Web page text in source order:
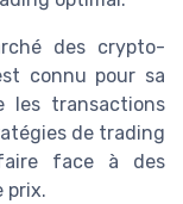
des crypto-
connu pour sa
les transactions
de trading
face à des
prix.